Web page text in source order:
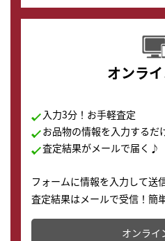
オンラ
入力3分！お手軽査定
お品物の情報を入力するだ
査定結果がメールで届く♪
フォームに情報を入力して送
査定結果はメールで受信！簡
かります。
オンライ